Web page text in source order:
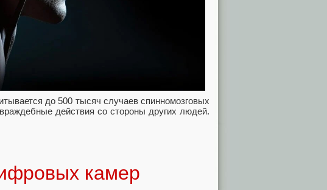
до 500 тысяч случаев спинномозговых
действия со стороны других людей.
камер